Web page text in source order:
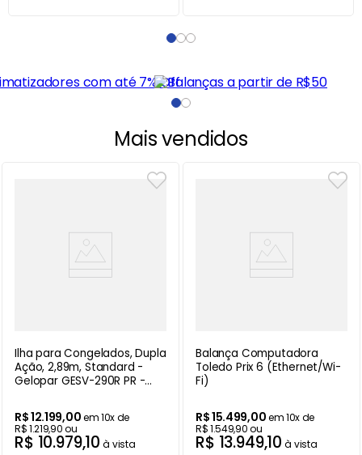
Mais vendidos
Ilha para Congelados, Dupla
Ação, 2,89m, Standard -
Gelopar GESV-290R PR -
R$12.199,00em10x de
R$1.219,90ou
R$ 10.979,10 à vista
Balança Computadora
Toledo Prix 6 (Ethernet/Wi-
Fi)
R$15.499,00em10x de
R$1.549,90ou
R$ 13.949,10 à vista